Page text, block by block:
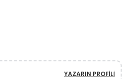
YAZARIN PROFILI